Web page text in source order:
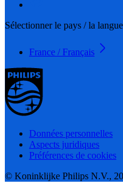
Sélectionner le pays / la langue
France / Français
Données personnelles
Aspects juridiques
Préférences de cookies
© Koninklijke Philips N.V.,